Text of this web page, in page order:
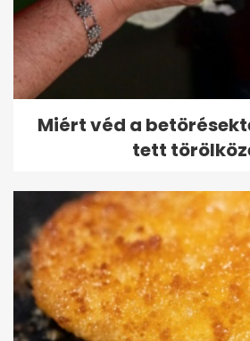
Miért véd a
tett